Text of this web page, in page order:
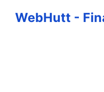
WebHutt -